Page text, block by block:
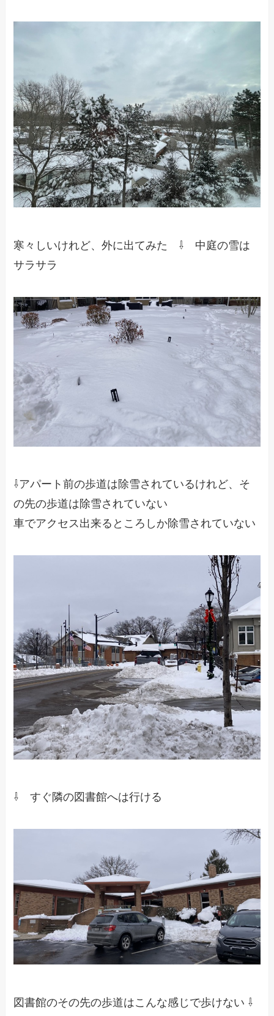
寒々しいけれど、外に出てみた ⇩ 中庭の雪は
サラサラ
⇩アパート前の歩道は除雪されているけれど、そ
の先の歩道は除雪されていない
車でアクセス出来るところしか除雪されていない
⇩ すぐ隣の図書館へは行ける
図書館のその先の歩道はこんな感じで歩けない ⇩